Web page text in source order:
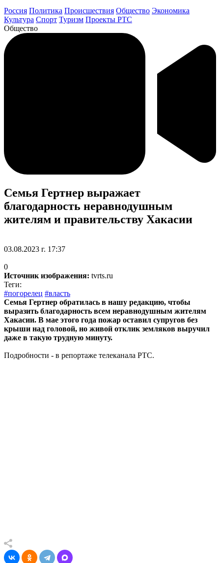
Россия Политика Происшествия Общество Экономика
Культура Спорт Туризм Проекты РТС
Общество
Семья Гертнер выражает
благодарность неравнодушным
жителям и правительству Хакасии
03.08.2023 г. 17:37
0
Источник изображения: tvrts.ru
Теги:
#погорелец #власть
Семья Гертнер обратилась в нашу редакцию, чтобы
выразить благодарность всем неравнодушным жителям
Хакасии. В мае этого года пожар оставил супругов без
крыши над головой, но живой отклик земляков выручил
даже в такую трудную минуту.
Подробности - в репортаже телеканала РТС.